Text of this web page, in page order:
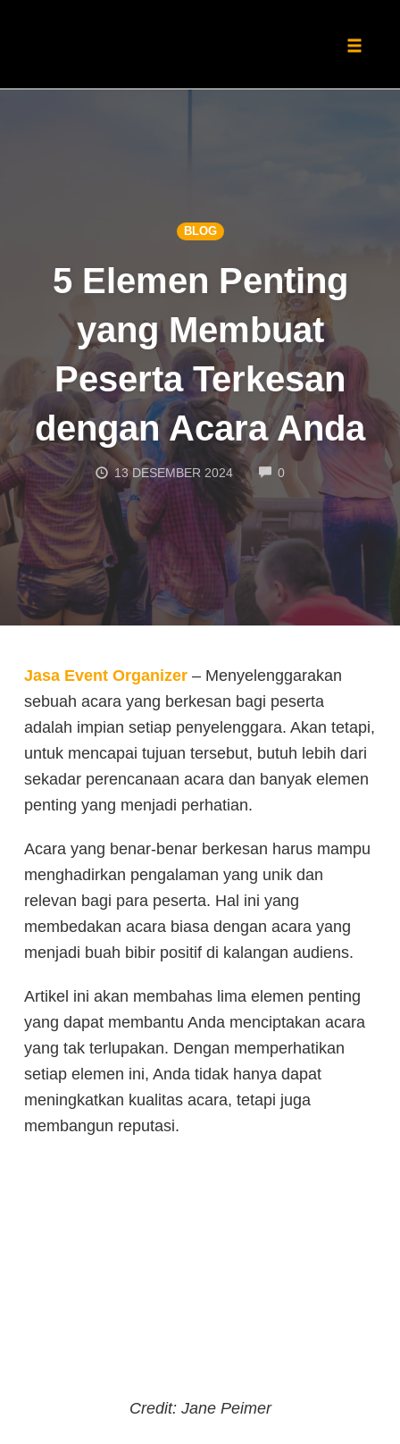
BLOG
5 Elemen Penting
yang Membuat
Peserta Terkesan
dengan Acara Anda
13 DESEMBER 2024 0COMMENTS
Jasa Event Organizer – Menyelenggarakan
sebuah acara yang berkesan bagi peserta
adalah impian setiap penyelenggara. Akan tetapi,
untuk mencapai tujuan tersebut, butuh lebih dari
sekadar perencanaan acara dan banyak elemen
penting yang menjadi perhatian.
Acara yang benar-benar berkesan harus mampu
menghadirkan pengalaman yang unik dan
relevan bagi para peserta. Hal ini yang
membedakan acara biasa dengan acara yang
menjadi buah bibir positif di kalangan audiens.
Artikel ini akan membahas lima elemen penting
yang dapat membantu Anda menciptakan acara
yang tak terlupakan. Dengan memperhatikan
setiap elemen ini, Anda tidak hanya dapat
meningkatkan kualitas acara, tetapi juga
membangun reputasi.
Credit: Jane Peimer